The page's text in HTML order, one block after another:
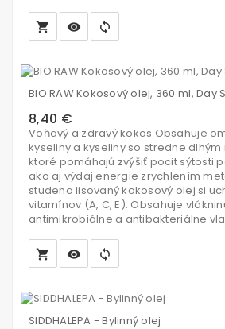
local_grocery_store
do
visibility sync
BIO RAW Kokosový olej, 360 ml, Day
8,40 €
Voňavý a zdravý kokos Obsahuje
kyseliny a kyseliny so stredne
ktoré pomáhajú zvýšiť pocit sýtosti
ako aj výdaj energie zrychlením
studena lisovaný kokosový olej si
vitamínov (A, C, E). Obsahuje
antimikrobiálne a antibakteriálne
local_grocery_store
do
visibility sync
SIDDHALEPA - Bylinný olej